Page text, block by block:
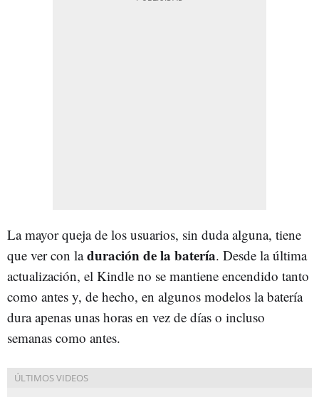
La mayor queja de los usuarios, sin duda alguna, tiene
que ver con laduración de la batería. Desde la última
actualización, el Kindle no se mantiene encendido tanto
como antes y, de hecho, en algunos modelos la batería
dura apenas unas horas en vez de días o incluso
semanas como antes.